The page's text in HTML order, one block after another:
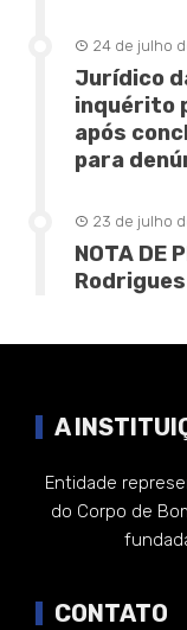
24 de julho
Jurídico
inquérito
após
para
23 de julho
NOTA DE
Rodrigues
A
Entidade
do Corpo de
CONTATO